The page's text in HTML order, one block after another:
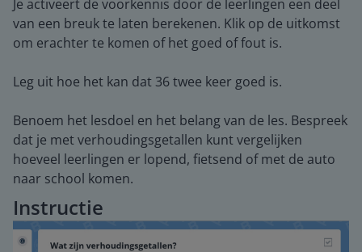
Je activeert de voorkennis door de leerlingen een deel
van een breuk te laten berekenen. Klik op de uitkomst
om erachter te komen of het goed of fout is.
Leg uit hoe het kan dat 36 twee keer goed is.
Benoem het lesdoel en het belang van de les. Bespreek
dat je met verhoudingsgetallen kunt vergelijken
hoeveel leerlingen er lopend, fietsend of met de auto
naar school komen.
Instructie